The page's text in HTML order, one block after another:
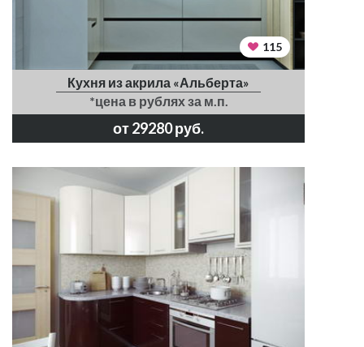
115
Кухня из акрила «Альберта»
*цена в рублях за м.п.
от 29280 руб.